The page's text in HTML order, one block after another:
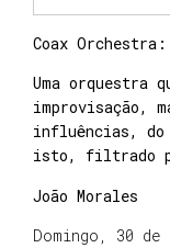
Coax
Uma orquestra
improvisação,
influências, do
isto, filtrado
João Morales
Domingo, 30